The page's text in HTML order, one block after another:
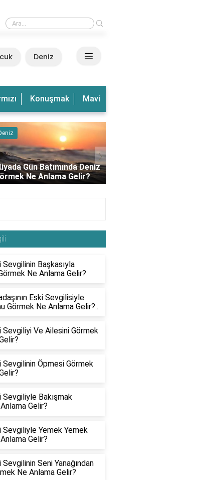
Dalgalı Deniz Görmek Ne Anlama Gelir?
Deniz
Konuşmak Mavi
Tabirleri
Büyük Fare
Ne Anlama
›
Sevgilinin Başkasıyla
Ne Anlama Gelir?
Eski Sevgilisiyle
Görmek Ne Anlama Gelir?..
Sevgiliyi Ve Ailesini Görmek
Sevgilinin Öpmesi Görmek
Sevgiliyle Bakışmak
Gelir?
Sevgiliyle Yemek Yemek
Gelir?
Sevgilinin Seni Yanağından
Ne Anlama Gelir?